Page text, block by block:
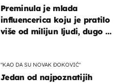
Preminula je mlada
influencerica koju je pratilo
više od milijun ljudi, dugo se
"KAO DA SU NOVAK ĐOKOVIĆ"
Jedan od najpoznatijih